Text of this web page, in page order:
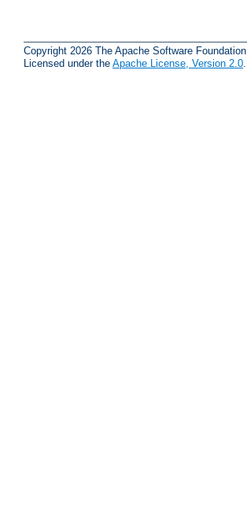
Copyright 2026 The Apache Software Foundation.
Licensed under the Apache License, Version 2.0